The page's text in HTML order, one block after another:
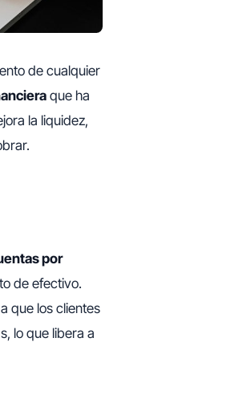
de cualquier
que ha
la liquidez,
por
de efectivo.
que los clientes
lo que libera a